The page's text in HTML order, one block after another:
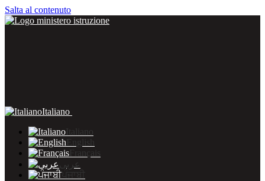
Salta al contenuto
Italiano
Italiano
English
Français
عربى
ਪੰਜਾਬੀ